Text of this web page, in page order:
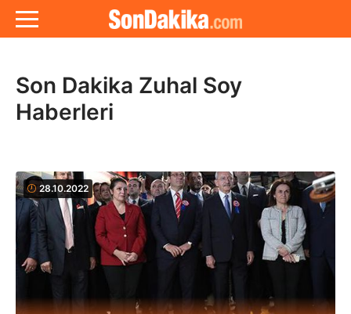
Son Dakika Zuhal Soy
Haberleri
28.10.2022